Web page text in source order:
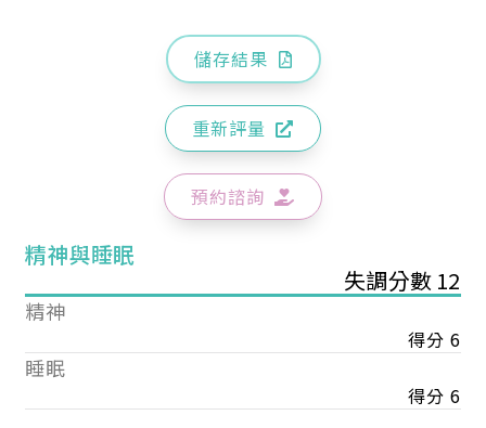
儲存結果
重新評量
預約諮詢
精神與睡眠
失調分數 12
精神
得分 6
睡眠
得分 6